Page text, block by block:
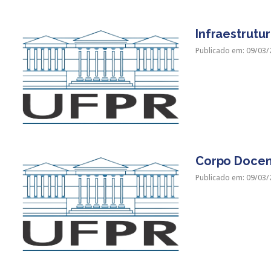
Publicado em: 09/03/
Corpo
Publicado em: 09/03/